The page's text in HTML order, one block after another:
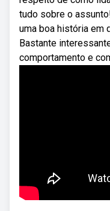
tudo sobre o
uma boa história em
Bastante
comportamento e